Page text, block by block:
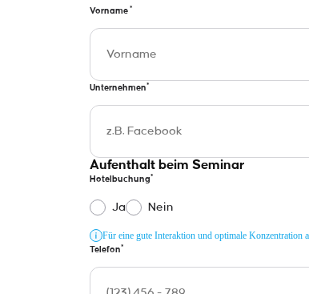
Vorname *
Unternehmen*
Aufenthalt beim Seminar
Hotelbuchung*
Ja Nein
Für eine gute Interaktion und optimale Konzentration
Telefon*